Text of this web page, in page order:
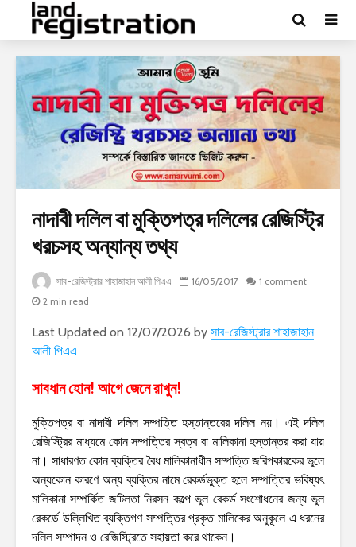
নাদাবী দলিল বা মুক্তিপত্র দলিলের রেজিস্ট্রি
খরচসহ অন্যান্য তথ্য
সাব-রেজিস্ট্রার শাহাজাহান আলী পিএএ 16/05/2017
1 comment
2 min read
Last Updated on 12/07/2026 by সাব-রেজিস্ট্রার শাহাজাহান
আলী পিএএ
সাবধান হোন! আগে জেনে রাখুন!
মুক্তিপত্র বা নাদাবী দলিল সম্পত্তি হস্তান্তরের দলিল নয়। এই দলিল
রেজিস্ট্রির মাধ্যমে কোন সম্পত্তির স্বত্ব বা মালিকানা হস্তান্তর করা যায়
না। সাধারণত কোন ব্যক্তির বৈধ মালিকানাধীন সম্পত্তি জরিপকারকের ভুলে
অন্যকোন কারণে অন্য ব্যক্তির নামে রেকর্ডভুক্ত হলে সম্পত্তির ভবিষ্যৎ
মালিকানা সম্পর্কিত জটিলতা নিরসন কল্পে ভুল রেকর্ড সংশোধনের জন্য ভুল
রেকর্ডে উল্লিখিত ব্যক্তিগণ সম্পত্তির প্রকৃত মালিকের অনুকূলে এ ধরনের
দলিল সম্পাদন ও রেজিস্ট্রিতে সহায়তা করে থাকেন।